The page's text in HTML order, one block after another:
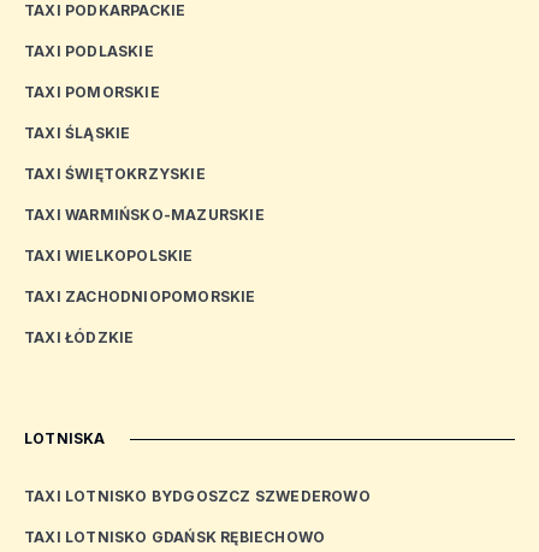
TAXI PODKARPACKIE
TAXI PODLASKIE
TAXI POMORSKIE
TAXI ŚLĄSKIE
TAXI ŚWIĘTOKRZYSKIE
TAXI WARMIŃSKO-MAZURSKIE
TAXI WIELKOPOLSKIE
TAXI ZACHODNIOPOMORSKIE
TAXI ŁÓDZKIE
LOTNISKA
TAXI LOTNISKO BYDGOSZCZ SZWEDEROWO
TAXI LOTNISKO GDAŃSK RĘBIECHOWO